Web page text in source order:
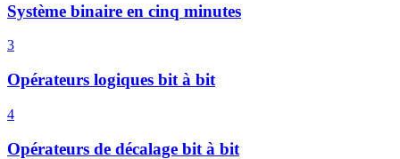
Système binaire en cinq minutes
3
Opérateurs logiques bit à bit
4
Opérateurs de décalage bit à bit